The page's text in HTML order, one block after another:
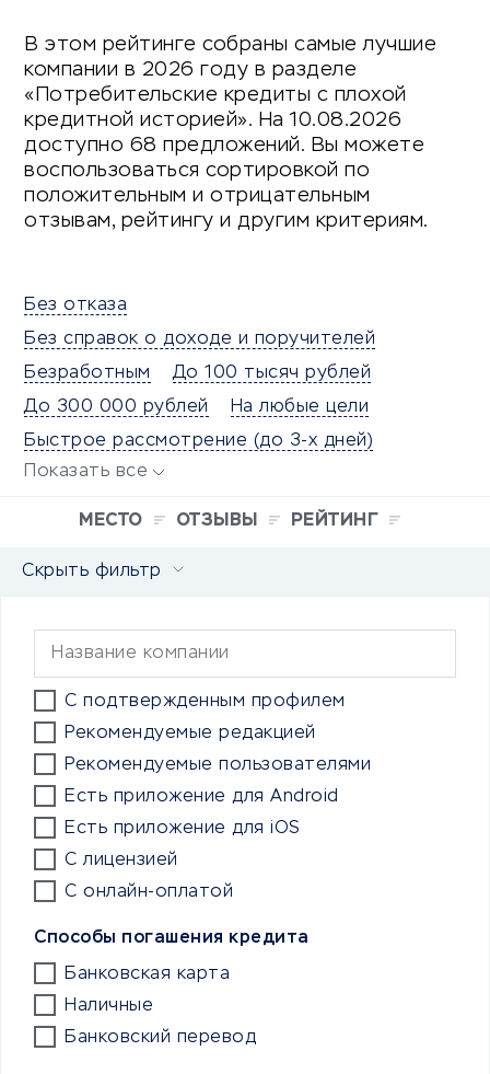
В этом рейтинге собраны самые лучшие
компании в 2026 году в разделе
«Потребительские кредиты с плохой
кредитной историей». На 10.08.2026
доступно 68 предложений. Вы можете
воспользоваться сортировкой по
положительным и отрицательным
отзывам, рейтингу и другим критериям.
Без отказа
Без справок о доходе и поручителей
Безработным
До 100 тысяч рублей
До 300 000 рублей
На любые цели
Быстрое рассмотрение (до 3-х дней)
Показать все
МЕСТО ОТЗЫВЫ РЕЙТИНГ
Скрыть фильтр
С подтвержденным профилем
Рекомендуемые редакцией
Рекомендуемые пользователями
Есть приложение для Android
Есть приложение для iOS
С лицензией
С онлайн-оплатой
Способы погашения кредита
Банковская карта
Наличные
Банковский перевод